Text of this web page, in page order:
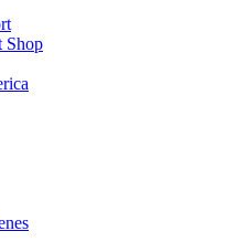
Shop